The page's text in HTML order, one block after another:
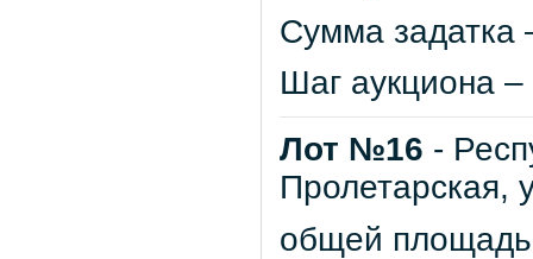
Сумма задатка
Шаг аукциона
Лот №16 -
Пролетарская,
общей